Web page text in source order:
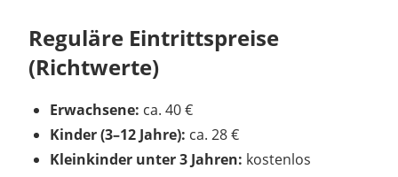
Reguläre Eintrittspreise
(Richtwerte)
Erwachsene: ca. 40 €
Kinder (3–12 Jahre): ca. 28 €
Kleinkinder unter 3 Jahren: kostenlos